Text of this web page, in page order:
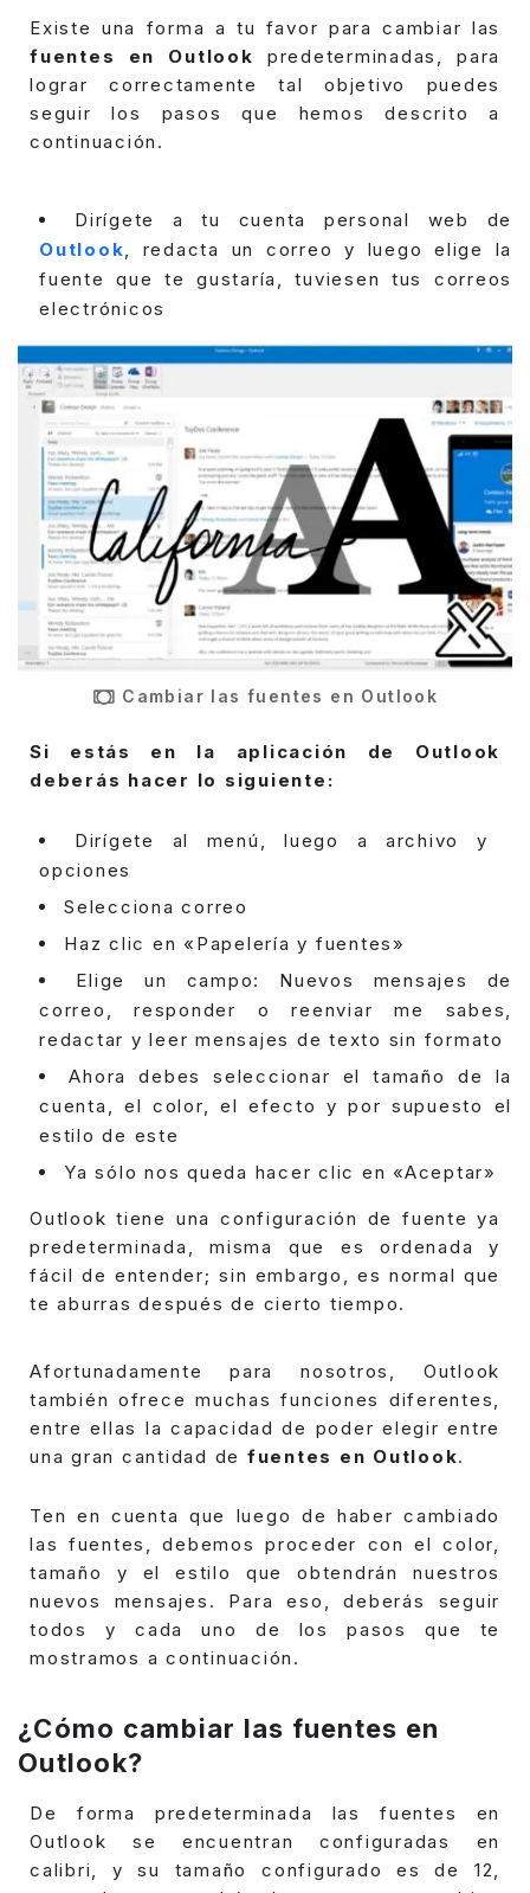
Existe una forma a tu favor para cambiar las
fuentes en Outlook predeterminadas, para
lograr correctamente tal objetivo puedes
seguir los pasos que hemos descrito a
continuación.
Dirígete a tu cuenta personal web de
Outlook, redacta un correo y luego elige la
fuente que te gustaría, tuviesen tus correos
electrónicos
Cambiar las fuentes en Outlook
Si estás en la aplicación de Outlook
deberás hacer lo siguiente:
Dirígete al menú, luego a archivo y
opciones
Selecciona correo
Haz clic en «Papelería y fuentes»
Elige un campo: Nuevos mensajes de
correo, responder o reenviar me sabes,
redactar y leer mensajes de texto sin formato
Ahora debes seleccionar el tamaño de la
cuenta, el color, el efecto y por supuesto el
estilo de este
Ya sólo nos queda hacer clic en «Aceptar»
Outlook tiene una configuración de fuente ya
predeterminada, misma que es ordenada y
fácil de entender; sin embargo, es normal que
te aburras después de cierto tiempo.
Afortunadamente para nosotros, Outlook
también ofrece muchas funciones diferentes,
entre ellas la capacidad de poder elegir entre
una gran cantidad de fuentes en Outlook.
Ten en cuenta que luego de haber cambiado
las fuentes, debemos proceder con el color,
tamaño y el estilo que obtendrán nuestros
nuevos mensajes. Para eso, deberás seguir
todos y cada uno de los pasos que te
mostramos a continuación.
¿Cómo cambiar las fuentes en
Outlook?
De forma predeterminada las fuentes en
Outlook se encuentran configuradas en
calibri, y su tamaño configurado es de 12,